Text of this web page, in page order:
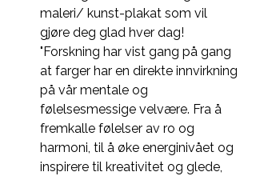
maleri/ kunst-plakat som vil
gjøre deg glad hver dag!
"Forskning har vist gang på gang
at farger har en direkte innvirkning
på vår mentale og
følelsesmessige velvære. Fra å
fremkalle følelser av ro og
harmoni, til å øke energinivået og
inspirere til kreativitet og glede,